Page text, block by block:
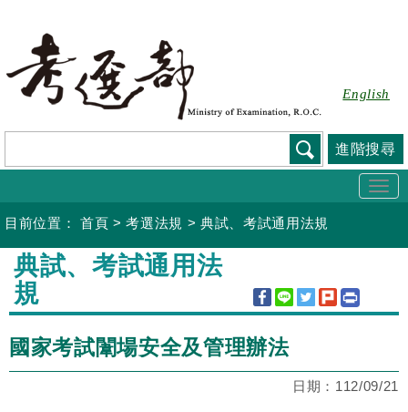
要
容
English
進階搜尋
目前位置： 首頁 >考選法規 >典試、考試通用法規
:::
典試、考試通用法
規
國家考試闈場安全及管理辦法
日期： 112/09/21